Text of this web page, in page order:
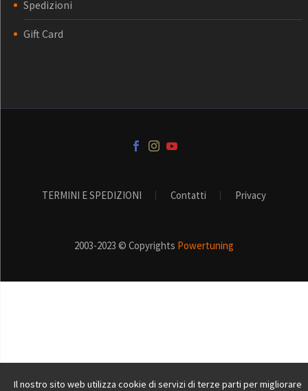
Spedizioni
Gift Card
TERMINI E SPEDIZIONI Contatti Privacy
2003-2023 © Copyrights Powertuning
Il nostro sito web utilizza cookie di servizi di terze parti per migliorare